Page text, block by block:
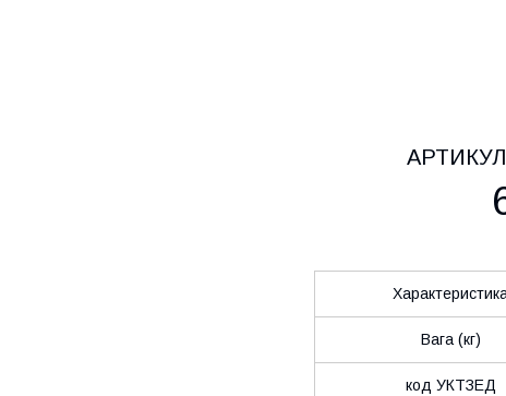
Вага (кг)
код УКТЗЕД